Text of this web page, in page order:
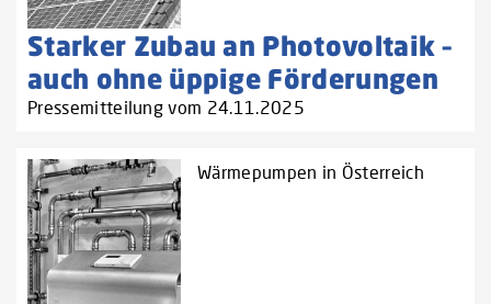
Starker Zubau an Photovoltaik –
auch ohne üppige Förderungen
Pressemitteilung vom 24.11.2025
Wärmepumpen in Österreich